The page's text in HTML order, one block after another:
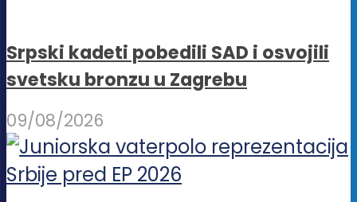
Srpski kadeti pobedili SAD i osvojili
svetsku bronzu u Zagrebu
09/08/2026